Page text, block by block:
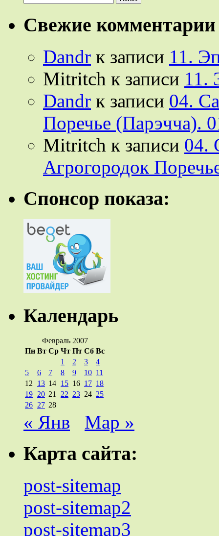
Свежие комментарии
Dandr к записи 11.
Mitritch к записи 11.
Dandr к записи 04.
Поречье (Парэчча).
Mitritch к записи 04.
Агрогородок
Спонсор показа:
Календарь
Февраль 2007
Пн Вт Ср Чт Пт Сб Вс
1
2 3
4
5
6 7 8 9 10 11
12
13 14 15 16 17 18
19 20 21 22 23 24 25
26 27 28
« Янв Мар »
Карта сайта:
post-sitemap
post-sitemap2
post-sitemap3